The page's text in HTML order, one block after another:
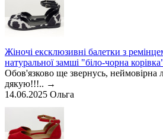
Жіночі ексклюзивні балетки з
натуральної замші "біло-чорна
Обов'язково ще звернусь, неймовірна
дякую!!!.. →
14.06.2025 Ольга